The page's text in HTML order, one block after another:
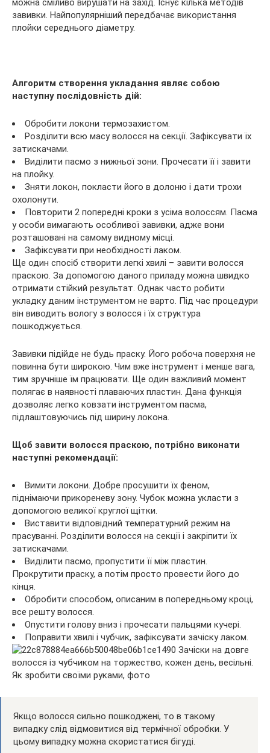
можна сміливо вирушати на захід. Існує кілька методів
завивки. Найпопулярніший передбачає використання
плойки середнього діаметру.
Алгоритм створення укладання являє собою
наступну послідовність дій:
Обробити локони термозахистом.
Розділити всю масу волосся на секції. Зафіксувати їх
затискачами.
Виділити пасмо з нижньої зони. Прочесати її і завити
на плойку.
Зняти локон, покласти його в долоню і дати трохи
охолонути.
Повторити 2 попередні кроки з усіма волоссям. Пасма
у особи вимагають особливої завивки, адже вони
розташовані на самому видному місці.
Зафіксувати при необхідності лаком.
Ще один спосіб створити легкі хвилі – завити волосся
праскою. За допомогою даного приладу можна швидко
отримати стійкий результат. Однак часто робити
укладку даним інструментом не варто. Під час процедури
він виводить вологу з волосся і їх структура
пошкоджується.
Завивки підійде не будь праску. Його робоча поверхня не
повинна бути широкою. Чим вже інструмент і менше вага,
тим зручніше їм працювати. Ще один важливий момент
полягає в наявності плаваючих пластин. Дана функція
дозволяє легко ковзати інструментом пасма,
підлаштовуючись під ширину локона.
Щоб завити волосся праскою, потрібно виконати
наступні рекомендації:
Вимити локони. Добре просушити їх феном,
піднімаючи прикореневу зону. Чубок можна укласти з
допомогою великої круглої щітки.
Виставити відповідний температурний режим на
прасуванні. Розділити волосся на секції і закріпити їх
затискачами.
Виділити пасмо, пропустити її між пластин.
Прокрутити праску, а потім просто провести його до
кінця.
Обробити способом, описаним в попередньому кроці,
все решту волосся.
Опустити голову вниз і прочесати пальцями кучері.
Поправити хвилі і чубчик, зафіксувати зачіску лаком.
Якщо волосся сильно пошкоджені, то в такому
випадку слід відмовитися від термічної обробки. У
цьому випадку можна скористатися бігуді.